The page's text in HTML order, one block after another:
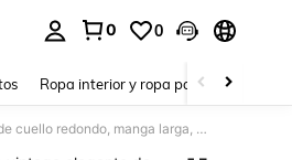
0 0
Ropa interior y ropa para dormir
Suéter de punto acanalado, patrón vintage elegante de colorblock y estilo Fair Isle de cuello redondo, manga larga, elástico y holgado, básico, para uso diario, casual y cómodo para mujer, primavera y otoño, festival de música